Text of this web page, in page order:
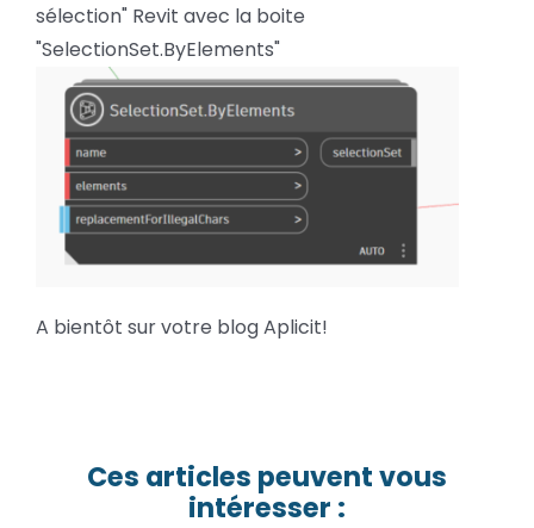
sélection" Revit avec la boite
"SelectionSet.ByElements"
A bientôt sur votre blog Aplicit!
Ces articles peuvent vous
intéresser :